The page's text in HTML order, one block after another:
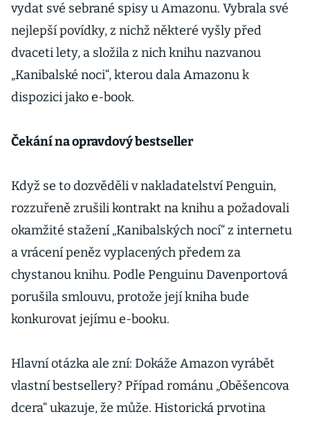
vydat své sebrané spisy u Amazonu. Vybrala své
nejlepší povídky, z nichž některé vyšly před
dvaceti lety, a složila z nich knihu nazvanou
„Kanibalské noci“, kterou dala Amazonu k
dispozici jako e-book.
Čekání na opravdový bestseller
Když se to dozvěděli v nakladatelství Penguin,
rozzuřeně zrušili kontrakt na knihu a požadovali
okamžité stažení „Kanibalských nocí“ z internetu
a vrácení peněz vyplacených předem za
chystanou knihu. Podle Penguinu Davenportová
porušila smlouvu, protože její kniha bude
konkurovat jejímu e-booku.
Hlavní otázka ale zní: Dokáže Amazon vyrábět
vlastní bestsellery? Případ románu „Oběšencova
dcera“ ukazuje, že může. Historická prvotina